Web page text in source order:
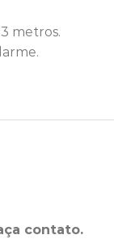
metros.
contato.